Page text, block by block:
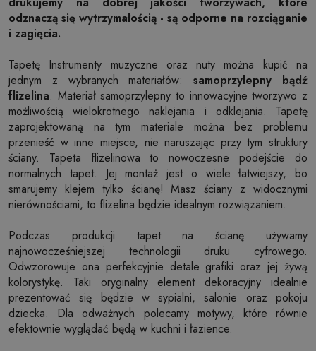
odznaczą się wytrzymałością - są odporne na rozciąganie
i zagięcia.
Tapetę Instrumenty muzyczne oraz nuty można kupić na
jednym z wybranych materiałów:samoprzylepny bądź
flizelina. Materiał samoprzylepny to innowacyjne tworzywo z
możliwością wielokrotnego naklejania i odklejania. Tapetę
zaprojektowaną na tym materiale można bez problemu
przenieść w inne miejsce, nie naruszając przy tym struktury
ściany. Tapeta flizelinowa to nowoczesne podejście do
normalnych tapet. Jej montaż jest o wiele łatwiejszy, bo
smarujemy klejem tylko ścianę! Masz ściany z widocznymi
nierównościami, to flizelina będzie idealnym rozwiązaniem.
Podczas produkcji tapet na ścianę używamy
najnowocześniejszej technologii druku cyfrowego.
Odwzorowuje ona perfekcyjnie detale grafiki oraz jej żywą
kolorystykę. Taki oryginalny element dekoracyjny idealnie
prezentować się będzie w sypialni, salonie oraz pokoju
dziecka. Dla odważnych polecamy motywy, które równie
efektownie wyglądać będą w kuchni i łazience.